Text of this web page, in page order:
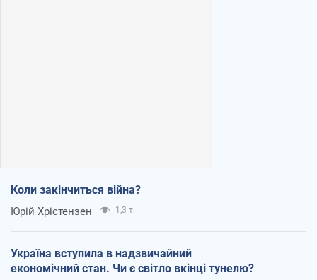
Коли закінчиться війна?
Юрій Хрістензен 1,3 т.
Україна вступила в надзвичайний
економічний стан. Чи є світло вкінці тунелю?